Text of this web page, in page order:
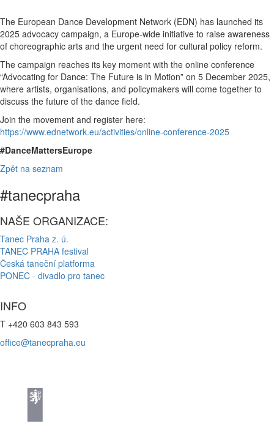
The European Dance Development Network (EDN) has launched its
2025 advocacy campaign, a Europe-wide initiative to raise awareness
of choreographic arts and the urgent need for cultural policy reform.
The campaign reaches its key moment with the online conference
“Advocating for Dance: The Future is in Motion” on 5 December 2025,
where artists, organisations, and policymakers will come together to
discuss the future of the dance field.
Join the movement and register here:
https://www.ednetwork.eu/activities/online-conference-2025
#DanceMattersEurope
Zpět na seznam
#tanecpraha
NAŠE ORGANIZACE:
Tanec Praha z. ú.
TANEC PRAHA festival
Česká taneční platforma
PONEC - divadlo pro tanec
INFO
T +420 603 843 593
office@tanecpraha.eu